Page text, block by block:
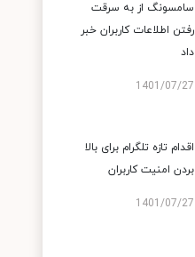
سامسونگ از به سرقت
رفتن اطلاعات کاربران خبر
داد
1401/07/27
اقدام تازه تلگرام برای بالا
بردن امنیت کاربران
1401/07/27